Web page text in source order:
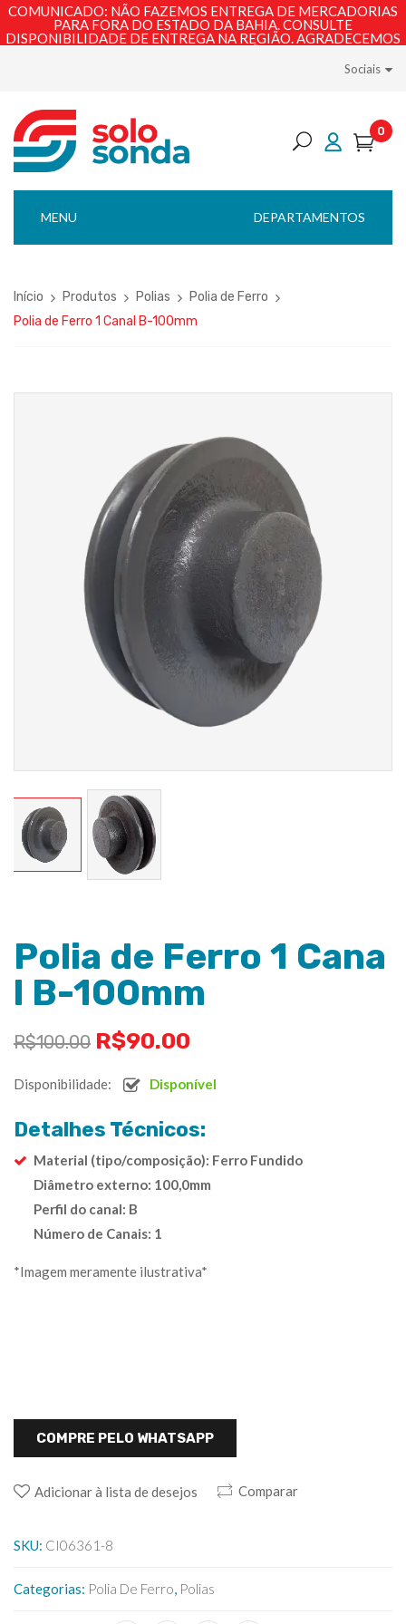
COMUNICADO: NÃO FAZEMOS ENTREGA DE MERCADORIAS
PARA FORA DO ESTADO DA BAHIA. CONSULTE
DISPONIBILIDADE DE ENTREGA NA REGIÃO. AGRADECEMOS
Sociais
0
DEPARTAMENTOS
MENU
Início Produtos Polias
Polia de Ferro
Polia de Ferro 1 Canal B-100mm
Polia de Ferro 1 Cana
l B-100mm
R$100.00 R$90.00
Disponibilidade: Disponível
Detalhes Técnicos:
Material (tipo/composição): Ferro Fundido
Diâmetro externo: 100,0mm
Perfil do canal: B
Número de Canais: 1
*Imagem meramente ilustrativa*
COMPRE PELO WHATSAPP
Adicionar à lista de desejos Comparar
SKU: CI06361-8
Categorias: Polia De Ferro, Polias